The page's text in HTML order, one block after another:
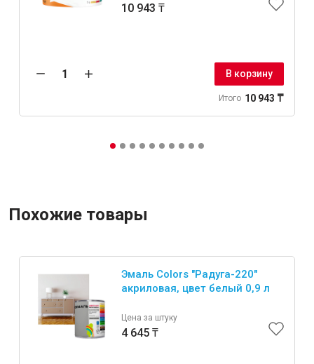
10 943 ₸
В корзину
Итого 10 943 ₸
Похожие товары
Эмаль Colors "Радуга-220"
акриловая, цвет белый 0,9 л
Цена за штуку
4 645 ₸